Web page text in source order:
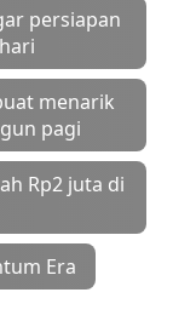
persiapan
menarik
pagi
Rp2 juta di
Era